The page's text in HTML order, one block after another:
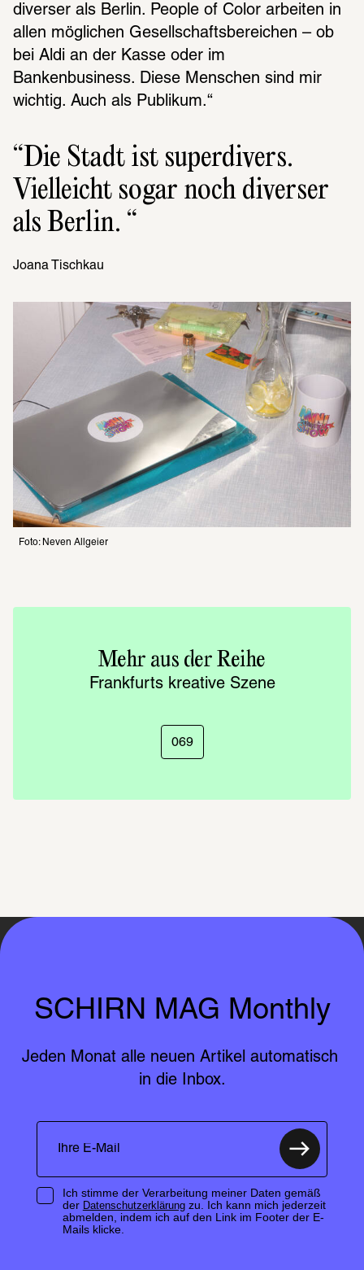
diverser als Berlin. People of Color arbeiten in
allen möglichen Gesellschaftsbereichen – ob
bei Aldi an der Kasse oder im
Bankenbusiness. Diese Menschen sind mir
wichtig. Auch als Publikum.“
Die Stadt ist super­di­vers.
Viel­leicht sogar noch diver­ser
als Berlin.
Joana Tischkau
Foto: Neven Allgeier
Mehr aus der Reihe
Frank­furts krea­tive Szene
069
SCHIRN MAG Monthly
Jeden Monat alle neuen Artikel automatisch
in die Inbox.
Ich stimme der Verarbeitung meiner Daten gemäß
der Datenschutzerklärungzu. Ich kann mich jederzeit
abmelden, indem ich auf den Link im Footer der E-
Mails klicke.